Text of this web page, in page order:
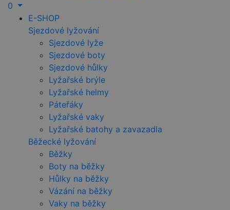
0
E-SHOP
Sjezdové lyžování
Sjezdové lyže
Sjezdové boty
Sjezdové hůlky
Lyžařské brýle
Lyžařské helmy
Páteřáky
Lyžařské vaky
Lyžařské batohy a zavazadla
Běžecké lyžování
Běžky
Boty na běžky
Hůlky na běžky
Vázání na běžky
Vaky na běžky